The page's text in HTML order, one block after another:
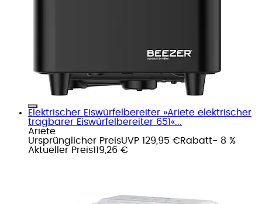
Elektrischer Eiswürfelbereiter »Ariete elektrischer
tragbarer Eiswürfelbereiter 651«...
Ariete
Ursprünglicher PreisUVP 129,95 €Rabatt- 8 %
Aktueller Preis119,26 €